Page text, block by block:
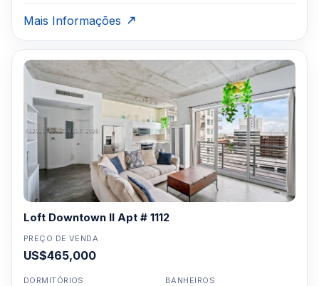
Mais Informações
Loft Downtown II Apt # 1112
PREÇO DE VENDA
US$465,000
DORMITÓRIOS BANHEIROS